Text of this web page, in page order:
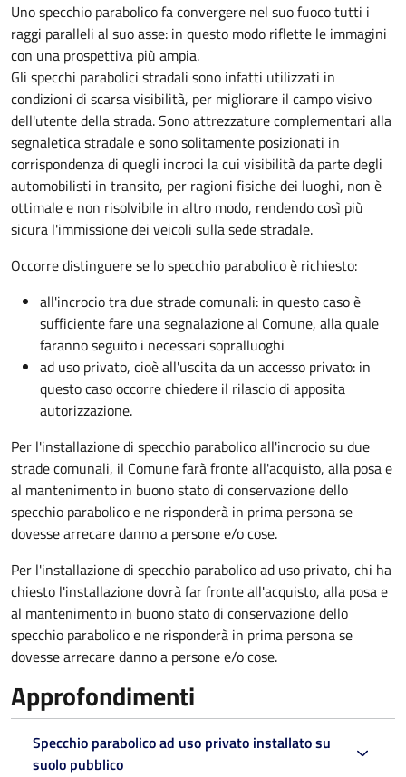
Uno specchio parabolico fa convergere nel suo fuoco tutti i
raggi paralleli al suo asse: in questo modo riflette le immagini
con una prospettiva più ampia.
Gli specchi parabolici stradali sono infatti utilizzati in
condizioni di scarsa visibilità, per migliorare il campo visivo
dell'utente della strada. Sono attrezzature complementari alla
segnaletica stradale e sono solitamente posizionati in
corrispondenza di quegli incroci la cui visibilità da parte degli
automobilisti in transito, per ragioni fisiche dei luoghi, non è
ottimale e non risolvibile in altro modo, rendendo così più
sicura l'immissione dei veicoli sulla sede stradale.
Occorre distinguere se lo specchio parabolico è richiesto:
all'incrocio tra due strade comunali: in questo caso è
sufficiente fare una segnalazione al Comune, alla quale
faranno seguito i necessari sopralluoghi
ad uso privato, cioè all'uscita da un accesso privato: in
questo casooccorre chiedere il rilascio di apposita
autorizzazione.
Per l'installazione di specchio parabolico all'incrocio su due
strade comunali, il Comune farà fronte all'acquisto, alla posa e
al mantenimento in buono stato di conservazione dello
specchio parabolico e ne risponderà in prima persona se
dovesse arrecare danno a persone e/o cose.
Per l'installazione di specchio parabolico ad uso privato, chi ha
chiesto l'installazione dovrà far fronte all'acquisto, alla posa e
al mantenimento in buono stato di conservazione dello
specchio parabolico e ne risponderà in prima persona se
dovesse arrecare danno a persone e/o cose.
Approfondimenti
Specchio parabolico ad uso privato installato su
suolo pubblico